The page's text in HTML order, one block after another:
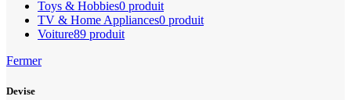
Toys & Hobbies0 produit
TV & Home Appliances0 produit
Voiture89 produit
Fermer
Devise